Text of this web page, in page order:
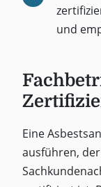
und
Eine
ausführen,